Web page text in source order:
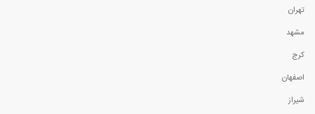
تهران
مشهد
کرج
اصفهان
شیراز